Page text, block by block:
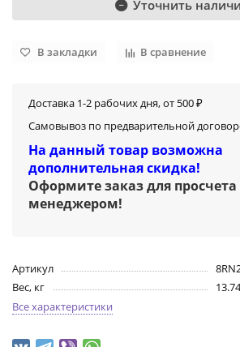
Уточнить
В закладки В сравнение
Доставка 1-2 рабочих дня, от 500 ₽
Самовывоз по предварительной
На данный товар возможна
дополнительная скидка!
Оформите заказ для
менеджером!
Артикул
Вес, кг
13.74
Все характеристики